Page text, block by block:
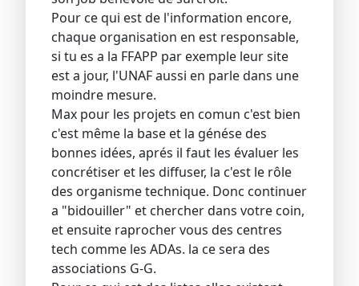
Pour ce qui est de l'information encore,
chaque organisation en est responsable,
si tu es a la FFAPP par exemple leur site
est a jour, l'UNAF aussi en parle dans une
moindre mesure.
Max pour les projets en comun c'est bien
c'est même la base et la génése des
bonnes idées, aprés il faut les évaluer les
concrétiser et les diffuser, la c'est le rôle
des organisme technique. Donc continuer
a "bidouiller" et chercher dans votre coin,
et ensuite raprocher vous des centres
tech comme les ADAs. la ce sera des
associations G-G.